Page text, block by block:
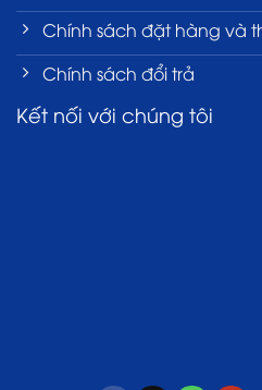
Chính sách đặt hàng và
Chính sách đổi trả
Kết nối với chúng tôi